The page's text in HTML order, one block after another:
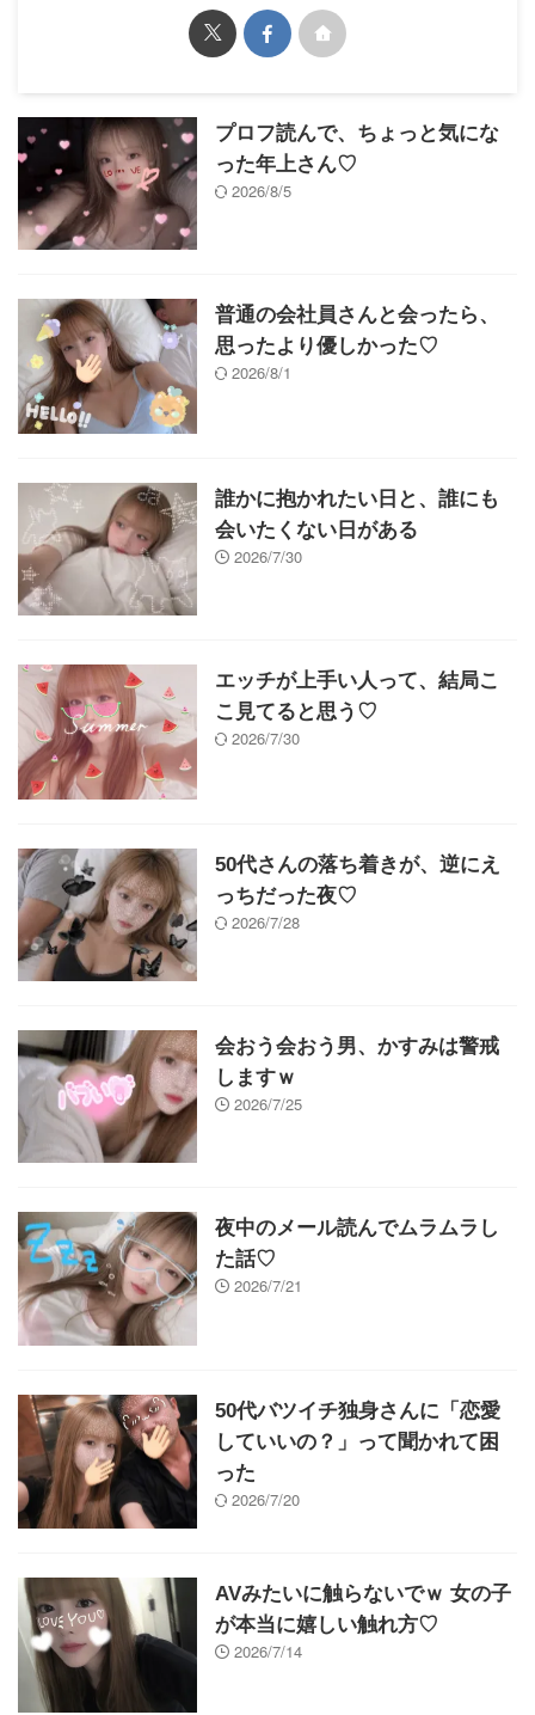
プロフ読んで、ちょっと気にな
った年上さん♡
2026/8/5
普通の会社員さんと会ったら、
思ったより優しかった♡
2026/8/1
誰かに抱かれたい日と、誰にも
会いたくない日がある
2026/7/30
エッチが上手い人って、結局こ
こ見てると思う♡
2026/7/30
50代さんの落ち着きが、逆にえ
っちだった夜♡
2026/7/28
会おう会おう男、かすみは警戒
しますｗ
2026/7/25
夜中のメール読んでムラムラし
た話♡
2026/7/21
50代バツイチ独身さんに「恋愛
していいの？」って聞かれて困
った
2026/7/20
AVみたいに触らないでｗ 女の子
が本当に嬉しい触れ方♡
2026/7/14